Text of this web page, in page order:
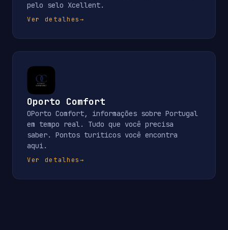
pelo selo Xcellent.
Ver detalhes→
Oporto Comfort
OPorto Comfort, informações sobre Portugal
em tempo real. Tudo que você precisa
saber. Pontos turiticos você encontra
aqui.
Ver detalhes→